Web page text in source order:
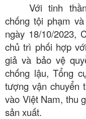
Với tinh
chống tội phạm
ngày 18/10/2023,
chủ trì phối hợp
giả và bảo vệ
chống lậu, Tổng
tượng vận chuyển
vào Việt Nam, thu
sản xuất.